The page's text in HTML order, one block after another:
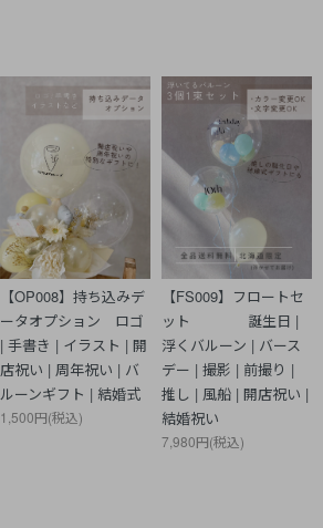
【OP008】持ち込みデ
ータオプション ロゴ
| 手書き | イラスト | 開
店祝い | 周年祝い | バ
ルーンギフト | 結婚式
1,500円(税込)
【FS009】フロートセ
ット 誕生日 |
浮くバルーン | バース
デー | 撮影 | 前撮り |
推し | 風船 | 開店祝い |
結婚祝い
7,980円(税込)